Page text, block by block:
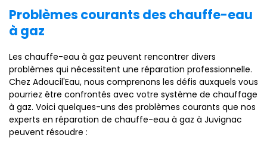
Problèmes courants des chauffe-eau
à gaz
Les chauffe-eau à gaz peuvent rencontrer divers
problèmes qui nécessitent une réparation professionnelle.
Chez Adoucil'Eau, nous comprenons les défis auxquels vous
pourriez être confrontés avec votre système de chauffage
à gaz. Voici quelques-uns des problèmes courants que nos
experts en réparation de chauffe-eau à gaz à Juvignac
peuvent résoudre :